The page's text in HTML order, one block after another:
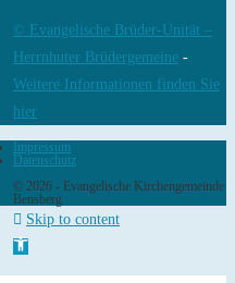
© Evangelische Brüder-Unität –
Herrnhuter Brüdergemeine -
Weitere Informationen finden Sie
hier
Impressum
Datenschutz
© 2026 - Evangelische Kirchengemeinde
Bensberg
Skip to content
Open toolbar